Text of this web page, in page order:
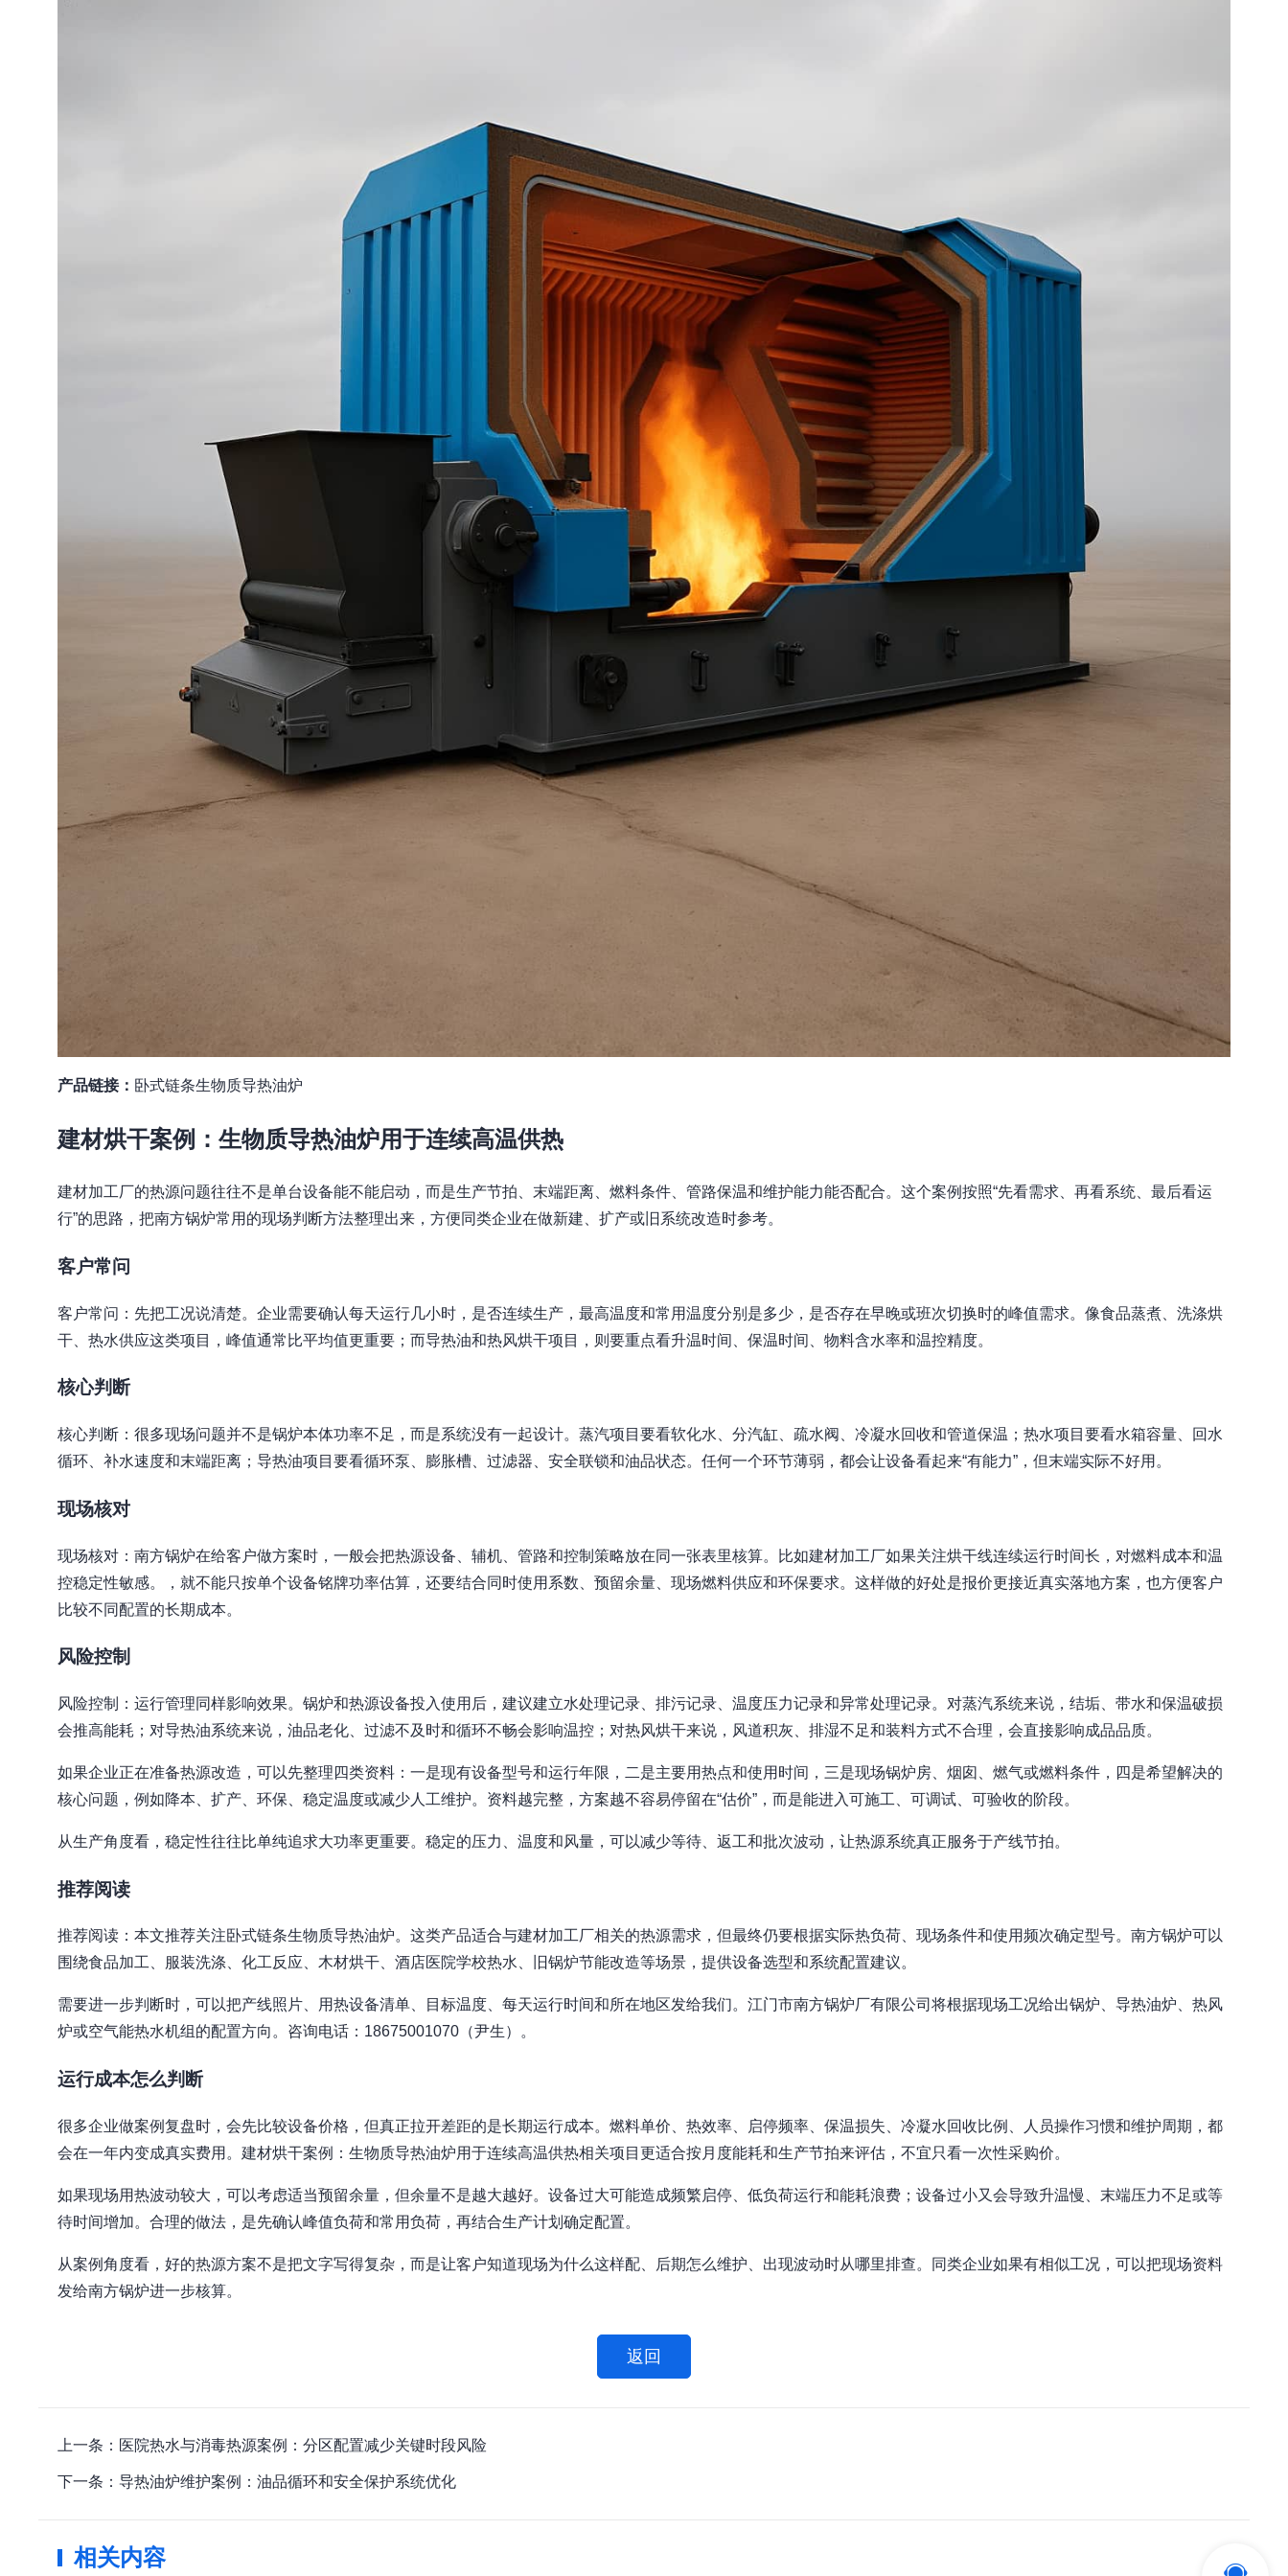
产品链接： 卧式链条生物质导热油炉
建材烘干案例：生物质导热油炉用于连续高温供热
建材加工厂的热源问题往往不是单台设备能不能启动，而是生产节拍、末端距离、燃料条件、管路保温和维护能力能否配合。这个案例按照“先看需求、再看系统、最后看运
行”的思路，把南方锅炉常用的现场判断方法整理出来，方便同类企业在做新建、扩产或旧系统改造时参考。
客户常问
客户常问：先把工况说清楚。企业需要确认每天运行几小时，是否连续生产，最高温度和常用温度分别是多少，是否存在早晚或班次切换时的峰值需求。像食品蒸煮、洗涤烘
干、热水供应这类项目，峰值通常比平均值更重要；而导热油和热风烘干项目，则要重点看升温时间、保温时间、物料含水率和温控精度。
核心判断
核心判断：很多现场问题并不是锅炉本体功率不足，而是系统没有一起设计。蒸汽项目要看软化水、分汽缸、疏水阀、冷凝水回收和管道保温；热水项目要看水箱容量、回水
循环、补水速度和末端距离；导热油项目要看循环泵、膨胀槽、过滤器、安全联锁和油品状态。任何一个环节薄弱，都会让设备看起来“有能力”，但末端实际不好用。
现场核对
现场核对：南方锅炉在给客户做方案时，一般会把热源设备、辅机、管路和控制策略放在同一张表里核算。比如建材加工厂如果关注烘干线连续运行时间长，对燃料成本和温
控稳定性敏感。，就不能只按单个设备铭牌功率估算，还要结合同时使用系数、预留余量、现场燃料供应和环保要求。这样做的好处是报价更接近真实落地方案，也方便客户
比较不同配置的长期成本。
风险控制
风险控制：运行管理同样影响效果。锅炉和热源设备投入使用后，建议建立水处理记录、排污记录、温度压力记录和异常处理记录。对蒸汽系统来说，结垢、带水和保温破损
会推高能耗；对导热油系统来说，油品老化、过滤不及时和循环不畅会影响温控；对热风烘干来说，风道积灰、排湿不足和装料方式不合理，会直接影响成品品质。
如果企业正在准备热源改造，可以先整理四类资料：一是现有设备型号和运行年限，二是主要用热点和使用时间，三是现场锅炉房、烟囱、燃气或燃料条件，四是希望解决的
核心问题，例如降本、扩产、环保、稳定温度或减少人工维护。资料越完整，方案越不容易停留在“估价”，而是能进入可施工、可调试、可验收的阶段。
从生产角度看，稳定性往往比单纯追求大功率更重要。稳定的压力、温度和风量，可以减少等待、返工和批次波动，让热源系统真正服务于产线节拍。
推荐阅读
推荐阅读：本文推荐关注卧式链条生物质导热油炉。这类产品适合与建材加工厂相关的热源需求，但最终仍要根据实际热负荷、现场条件和使用频次确定型号。南方锅炉可以
围绕食品加工、服装洗涤、化工反应、木材烘干、酒店医院学校热水、旧锅炉节能改造等场景，提供设备选型和系统配置建议。
需要进一步判断时，可以把产线照片、用热设备清单、目标温度、每天运行时间和所在地区发给我们。江门市南方锅炉厂有限公司将根据现场工况给出锅炉、导热油炉、热风
炉或空气能热水机组的配置方向。咨询电话：18675001070（尹生）。
运行成本怎么判断
很多企业做案例复盘时，会先比较设备价格，但真正拉开差距的是长期运行成本。燃料单价、热效率、启停频率、保温损失、冷凝水回收比例、人员操作习惯和维护周期，都
会在一年内变成真实费用。建材烘干案例：生物质导热油炉用于连续高温供热相关项目更适合按月度能耗和生产节拍来评估，不宜只看一次性采购价。
如果现场用热波动较大，可以考虑适当预留余量，但余量不是越大越好。设备过大可能造成频繁启停、低负荷运行和能耗浪费；设备过小又会导致升温慢、末端压力不足或等
待时间增加。合理的做法，是先确认峰值负荷和常用负荷，再结合生产计划确定配置。
从案例角度看，好的热源方案不是把文字写得复杂，而是让客户知道现场为什么这样配、后期怎么维护、出现波动时从哪里排查。同类企业如果有相似工况，可以把现场资料
发给南方锅炉进一步核算。
返回
上一条：医院热水与消毒热源案例：分区配置减少关键时段风险
下一条：导热油炉维护案例：油品循环和安全保护系统优化
相关内容